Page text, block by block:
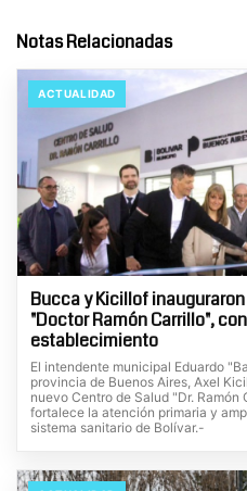
Notas Relacionadas
ACTUALIDAD
Bucca y Kicillof
"Doctor Ramón Carrillo",
establecimiento
El intendente municipal Eduardo
provincia de Buenos Aires, Axel
nuevo Centro de Salud "Dr.
fortalece la atención primaria y
sistema sanitario de Bolívar.-